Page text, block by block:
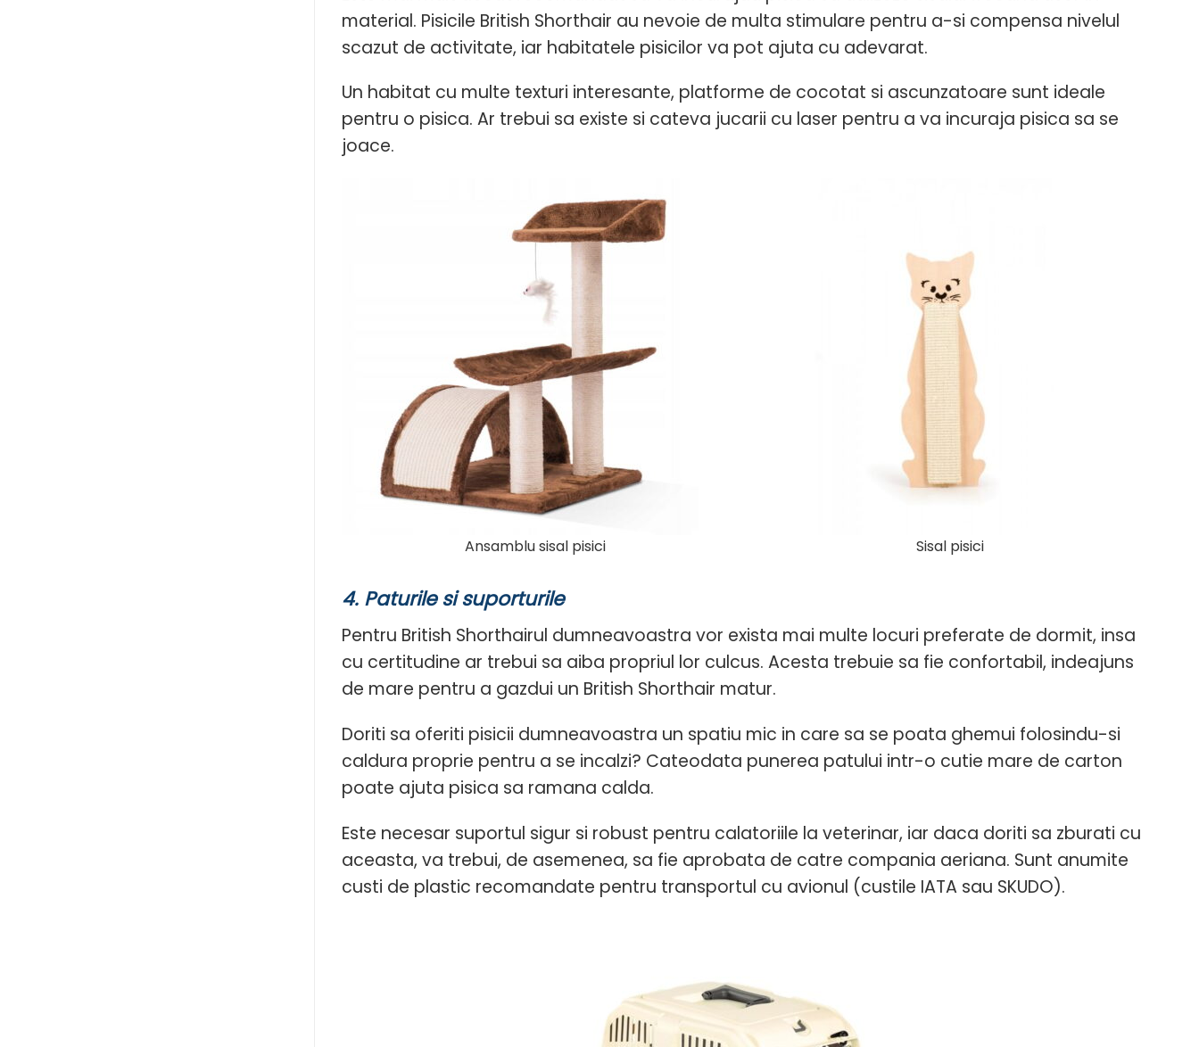
material. Pisicile British Shorthair au nevoie de multa stimulare pentru a-si compensa nivelul
scazut de activitate, iar habitatele pisicilor va pot ajuta cu adevarat.
Un habitat cu multe texturi interesante, platforme de cocotat si ascunzatoare sunt ideale
pentru o pisica. Ar trebui sa existe si cateva jucarii cu laser pentru a va incuraja pisica sa se
joace.
Ansamblu sisal pisici Sisal pisici
4. Paturile si suporturile
Pentru British Shorthairul dumneavoastra vor exista mai multe locuri preferate de dormit, insa
cu certitudine ar trebui sa aiba propriul lor culcus. Acesta trebuie sa fie confortabil, indeajuns
de mare pentru a gazdui un British Shorthair matur.
Doriti sa oferiti pisicii dumneavoastra un spatiu mic in care sa se poata ghemui folosindu-si
caldura proprie pentru a se incalzi? Cateodata punerea patului intr-o cutie mare de carton
poate ajuta pisica sa ramana calda.
Este necesar suportul sigur si robust pentru calatoriile la veterinar, iar daca doriti sa zburati cu
aceasta, va trebui, de asemenea, sa fie aprobata de catre compania aeriana. Sunt anumite
custi de plastic recomandate pentru transportul cu avionul (custile IATA sau SKUDO).